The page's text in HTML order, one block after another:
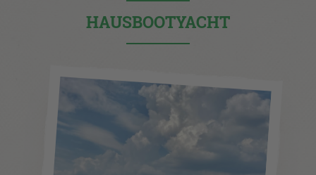
HAUSBOOTYACHT